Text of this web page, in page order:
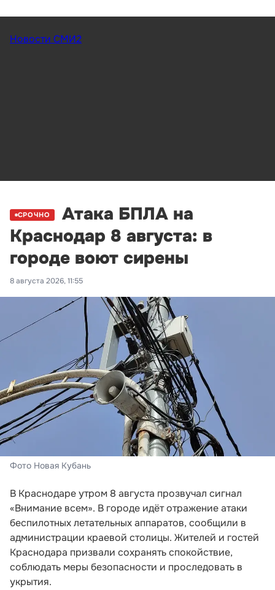
Новости СМИ2
СРОЧНО
Атака БПЛА на
Краснодар 8 августа: в
городе воют сирены
8 августа 2026, 11:55
Фото Новая Кубань
В Краснодаре утром 8 августа прозвучал сигнал
«Внимание всем». В городе идёт отражение атаки
беспилотных летательных аппаратов, сообщили в
администрации краевой столицы. Жителей и гостей
Краснодара призвали сохранять спокойствие,
соблюдать меры безопасности и проследовать в
укрытия.